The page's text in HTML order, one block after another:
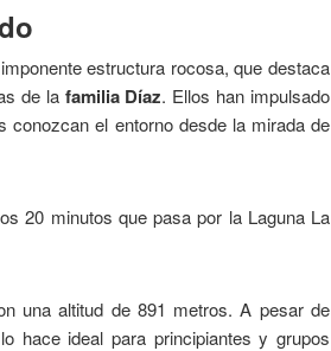
estructura rocosa, que destaca
de la familia Díaz. Ellos han impulsado
conozcan el entorno desde la mirada de
20 minutos que pasa por la Laguna La
una altitud de 891 metros. A pesar de
hace ideal para principiantes y grupos